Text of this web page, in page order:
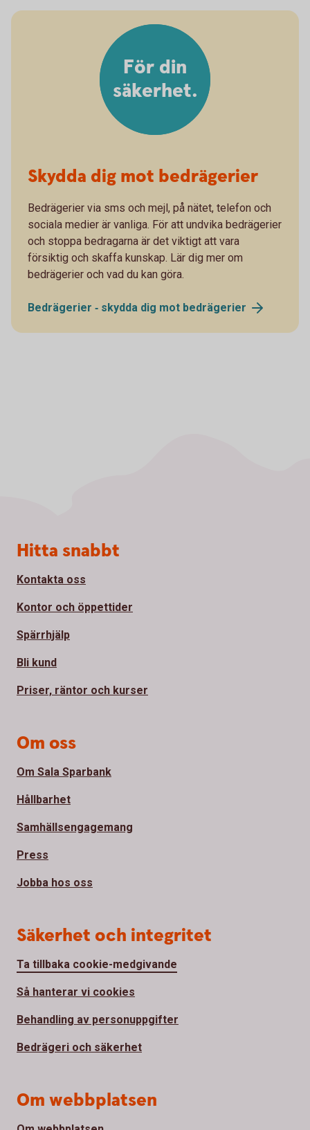
För din
säkerhet.
Skydda dig mot bedrägerier
Bedrägerier via sms och mejl, på nätet, telefon och
sociala medier är vanliga. För att undvika bedrägerier
och stoppa bedragarna är det viktigt att vara
försiktig och skaffa kunskap. Lär dig mer om
bedrägerier och vad du kan göra.
Bedrägerier ‐ skydda dig mot bedrägerier
Sidfot
Hitta snabbt
Kontakta oss
Kontor och öppettider
Spärrhjälp
Bli kund
Priser, räntor och kurser
Om oss
Om Sala Sparbank
Hållbarhet
Samhällsengagemang
Press
Jobba hos oss
Säkerhet och integritet
Ta tillbaka cookie-medgivande
Så hanterar vi cookies
Behandling av personuppgifter
Bedrägeri och säkerhet
Om webbplatsen